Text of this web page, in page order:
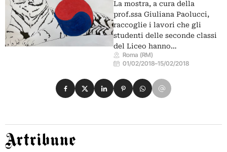
La mostra, a cura della
prof.ssa Giuliana Paolucci,
raccoglie i lavori che gli
studenti delle seconde classi
del Liceo hanno…
Roma (RM)
01/02/2018–15/02/2018
Condividi su Facebook
Condividi su X
Condividi su LinkedIn
Condividi su Pinterest
Condividi su WhatsApp
Condividi su Email
Artribune